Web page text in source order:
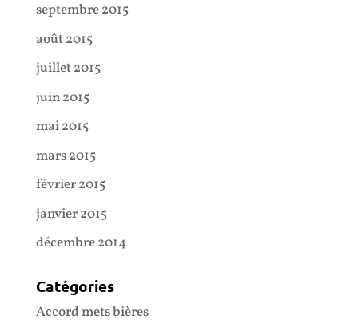
septembre 2015
août 2015
juillet 2015
juin 2015
mai 2015
mars 2015
février 2015
janvier 2015
décembre 2014
Catégories
Accord mets bières